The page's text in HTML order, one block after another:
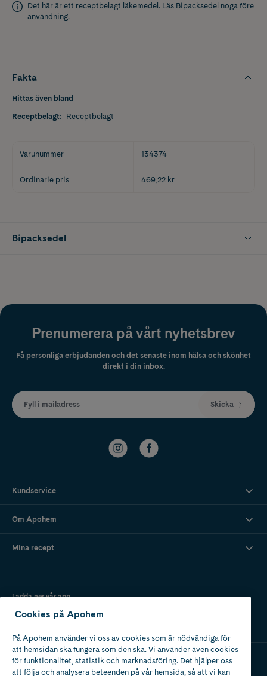
Det här är ett receptbelagt läkemedel. Läs Bipacksedel noga före
användning.
Fakta
Hittas även bland
Receptbelagt: Receptbelagt
Varunummer 134374
Ordinarie pris 469,22 kr
Bipacksedel
Prenumerera på vårt nyhetsbrev
Få personliga erbjudanden och det senaste inom hälsa och skönhet
direkt i din inbox.
Fyll i mailadress Skicka
Kundservice
Om Apohem
Mina recept
Ladda ner vår app
Apotek med tillstånd
Cookies på Apohem
På Apohem använder vi oss av cookies som är nödvändiga för
att hemsidan ska fungera som den ska. Vi använder även cookies
för funktionalitet, statistik och marknadsföring. Det hjälper oss
att följa och analysera beteenden på vår hemsida, så att vi kan